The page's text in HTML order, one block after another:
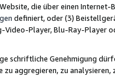
die über einen
definiert, oder (3)
Player, Blu-Ray-Player
schriftliche Genehmigung
aggregieren, zu